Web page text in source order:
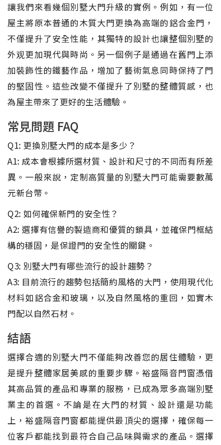
讓我們來看幾個別墅大門升級的實例。例如，有一位
屋主將原本普通的木質大門更換為高端的鋁合金門，
不僅提升了安全性能，其獨特的設計也讓整個別墅的
外观更加現代與時尚。另一個例子是通過在舊門上添
加裝飾性的鐵藝作品，增加了藝術氣息同時保持了門
的堅固性。這些改變不僅提升了別墅的整體質感，也
為屋主帶來了更好的生活體驗。
常見問題 FAQ
Q1: 更換別墅大門的成本是多少？
A1: 成本會根據所選材質、設計和尺寸的不同而有所差
異。一般來說，定制高質量的別墅大門可能需要數萬
元新台幣。
Q2: 如何確保新門的安全性？
A2: 選擇有信譽的製造商和優質的鎖具，並確保門框結
構的穩固，是保證門的安全性的關鍵。
Q3: 別墅大門有哪些流行的設計趨勢？
A3: 目前流行的趨勢包括簡約風格的大門，使用現代化
材料如鋁合金和玻璃，以及自然風格的重回，如實木
門配以自然石材。
結語
選擇合適的別墅大門不僅能夠改善您的居住體驗，更
是提升整體家居美感的重要步驟。裕盛隔音門窗憑借
其高品質的產品和專業的服務，已成為眾多高端別墅
業主的首選。不論是在大門的材質、設計還是功能
上，裕盛隔音門窗都能提供最頂尖的選擇，確保每一
位客戶都能找到最符合自己品味與需求的產品。選擇